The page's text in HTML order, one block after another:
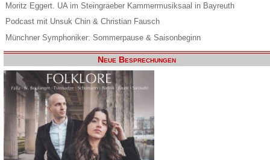
Moritz Eggert. UA im Steingraeber Kammermusiksaal in Bayreuth
Podcast mit Unsuk Chin & Christian Fausch
Münchner Symphoniker: Sommerpause & Saisonbeginn
Neue Besprechungen